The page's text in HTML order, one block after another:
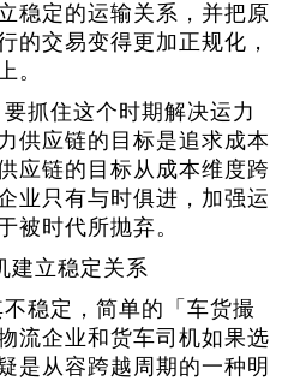
稳定的运输关系，并把原
的交易变得更加正规化，
。
抓住这个时期解决运力
供应链的目标是追求成本
应链的目标从成本维度跨
业只有与时俱进，加强运
被时代所抛弃。
建立稳定关系
稳定，简单的「车货撮
流企业和货车司机如果选
是从容跨越周期的一种明